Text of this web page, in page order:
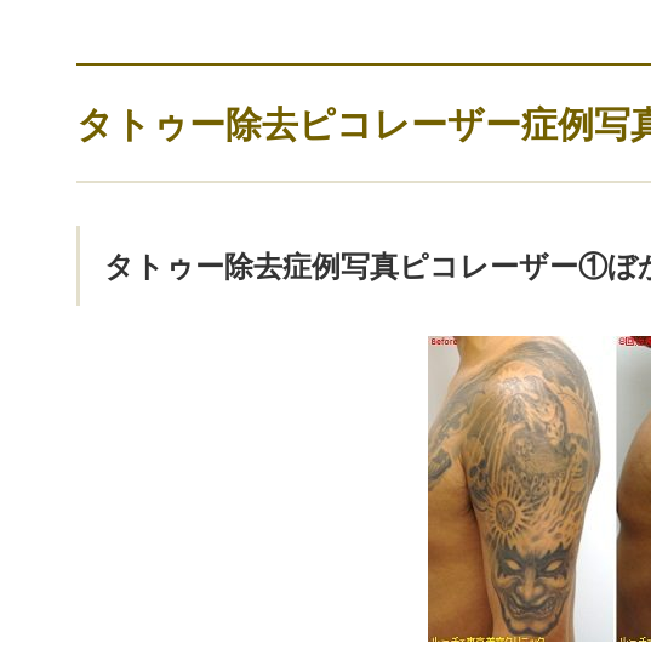
タトゥー除去ピコレーザー症例写
タトゥー除去症例写真ピコレーザー①